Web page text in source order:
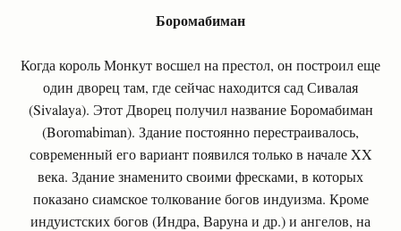
Боромабиман
Когда король Монкут восшел на престол, он построил еще
один дворец там, где сейчас находится сад Сивалая
(Sivalaya). Этот Дворец получил название Боромабиман
(Boromabiman). Здание постоянно перестраивалось,
современный его вариант появился только в начале XX
века. Здание знаменито своими фресками, в которых
показано сиамское толкование богов индуизма. Кроме
индуистских богов (Индра, Варуна и др.) и ангелов, на